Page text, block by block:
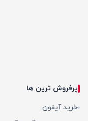
پرفروش ترین ها
خرید آیفون